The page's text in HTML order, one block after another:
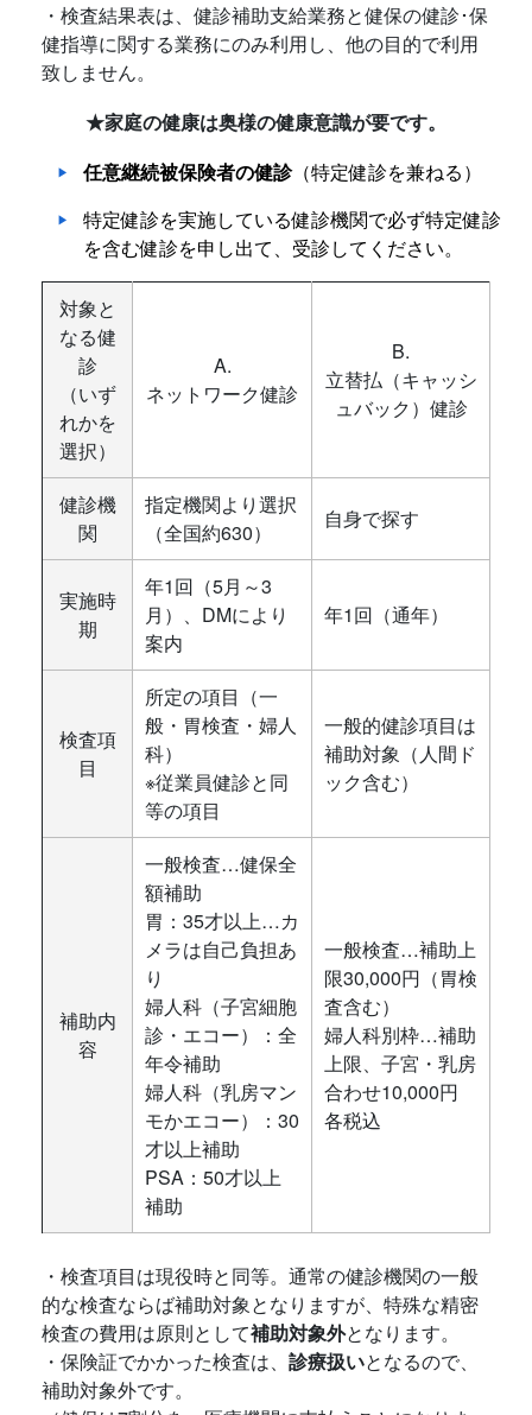
・検査結果表は、健診補助支給業務と健保の健診･保
健指導に関する業務にのみ利用し、他の目的で利用
致しません。
★家庭の健康は奥様の健康意識が要です。
任意継続被保険者の健診（特定健診を兼ねる）
特定健診を実施している健診機関で必ず特定健診
を含む健診を申し出て、受診してください。
対象と
なる健
診
（いず
れかを
選択）
A.
ネットワーク健診
B.
立替払（キャッシ
ュバック）健診
健診機
関
指定機関より選択
（全国約630）
自身で探す
実施時
期
年1回（5月～3
月）、DMにより
案内
年1回（通年）
検査項
目
所定の項目（一
般・胃検査・婦人
科）
※従業員健診と同
等の項目
一般的健診項目は
補助対象（人間ド
ック含む）
補助内
容
一般検査…健保全
額補助
胃：35才以上…カ
メラは自己負担あ
り
婦人科（子宮細胞
診・エコー）：全
年令補助
婦人科（乳房マン
モかエコー）：30
才以上補助
PSA：50才以上
補助
一般検査…補助上
限30,000円（胃検
査含む）
婦人科別枠…補助
上限、子宮・乳房
合わせ10,000円
各税込
・検査項目は現役時と同等。通常の健診機関の一般
的な検査ならば補助対象となりますが、特殊な精密
検査の費用は原則として補助対象外となります。
・保険証でかかった検査は、 診療扱いとなるので、
補助対象外です。